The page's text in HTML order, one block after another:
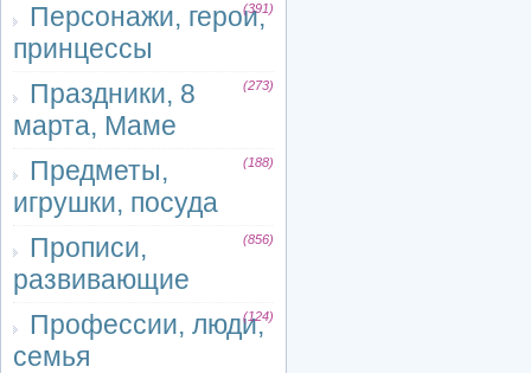
Персонажи, герои,
принцессы
(391)
Праздники, 8
марта, Маме
(273)
Предметы,
игрушки, посуда
(188)
Прописи,
развивающие
(856)
Профессии, люди,
семья
(124)